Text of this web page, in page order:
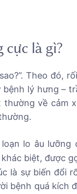
cực là gì?
Theo đó,
lý hưng –
thường về cảm
lo âu
biệt, được
là sự biến đổi
bệnh quá kích